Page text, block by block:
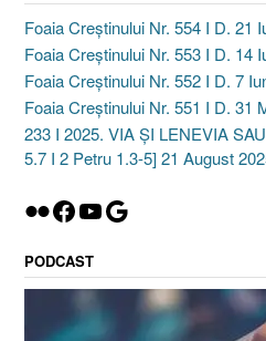
Foaia Creștinului Nr. 554 I D. 21
Foaia Creștinului Nr. 553 I D. 14
Foaia Creștinului Nr. 552 I D. 7
Foaia Creștinului Nr. 551 I D. 31
233 I 2025. VIA ȘI LENEVIA
5.7 I 2 Petru 1.3-5] 21 August
Flickr
Facebook
YouTube
Google
PODCAST